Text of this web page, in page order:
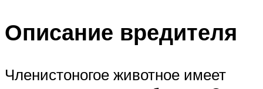
Описание вредителя
Членистоногое животное имеет